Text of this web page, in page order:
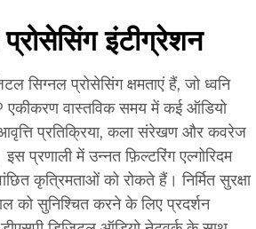
इंटीग्रेशन
सिग्नल प्रोसेसिंग क्षमताएं हैं, जो ध्वनि
एकीकरण वास्तविक समय में कई ऑडियो
प्रतिक्रिया, कला संरेखण और कवरेज
प्रणाली में उन्नत फ़िल्टरिंग एल्गोरिदम
कृत्रिमताओं को रोकते हैं। निर्मित सुरक्षा
को सुनिश्चित करने के लिए प्रदर्शन